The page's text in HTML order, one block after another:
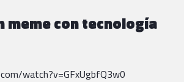
meme con tecnología
watch?v=GFxUgbfQ3w0